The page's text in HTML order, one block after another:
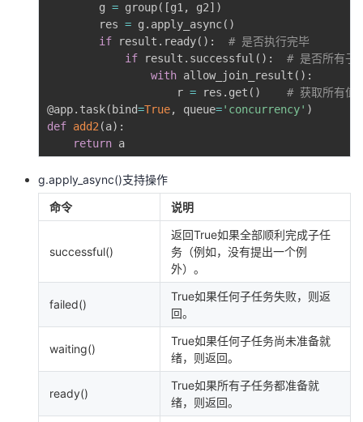
我
的
技
我
的
        g
= group( [g1 , g2] )
        res
= g . apply_async( )
if result . ready( ) :
# 是否执行完毕
if result . successful ( ) :
# 是否所有子
with allow_join_result ( ) :
                    r
= res . get ( )
# 获取所有
@app. task( bind=True, queue='concurrency' )
def add2 (a) :
return
g.apply_async()支持操作
命令
说明
successful()
返回True如果全部顺利完成子任
务（例如，没有提出一个例
外）。
failed()
True如果任何子任务失败，则返
回。
waiting()
True如果任何子任务尚未准备就
绪，则返回。
ready()
True如果所有子任务都准备就
绪，则返回。